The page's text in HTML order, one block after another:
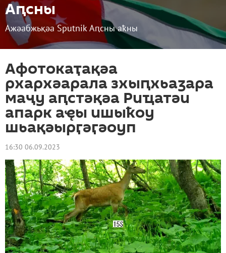
Аԥсны
Ажәабжьқәа Sputnik Аԥсны аҟны
Афотокаҭақәа
рхархәарала зхыԥхьаӡара
маҷу аԥстәқәа Риҵатәи
апарк аҿы ишыҟоу
шьақәырӷәӷәоуп
16:30 06.09.2023